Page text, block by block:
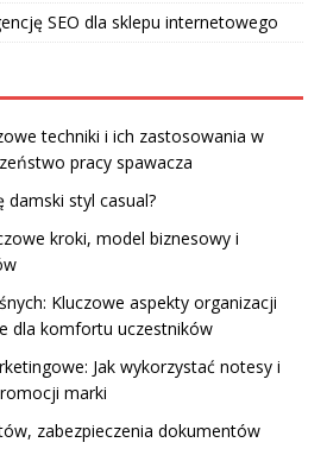
SEO dla sklepu internetowego
techniki i ich zastosowania w
pracy spawacza
damski styl casual?
kroki, model biznesowy i
Kluczowe aspekty organizacji
dla komfortu uczestników
Jak wykorzystać notesy i
marki
zabezpieczenia dokumentów